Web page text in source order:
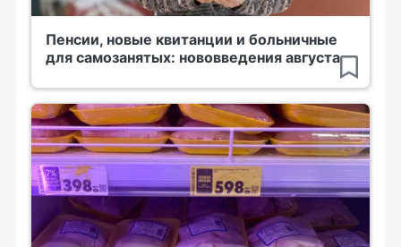
Пенсии, новые квитанции и больничные
для самозанятых: нововведения августа